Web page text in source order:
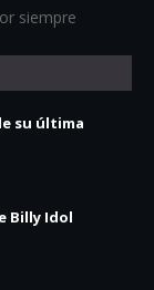
siempre
su última
Billy Idol